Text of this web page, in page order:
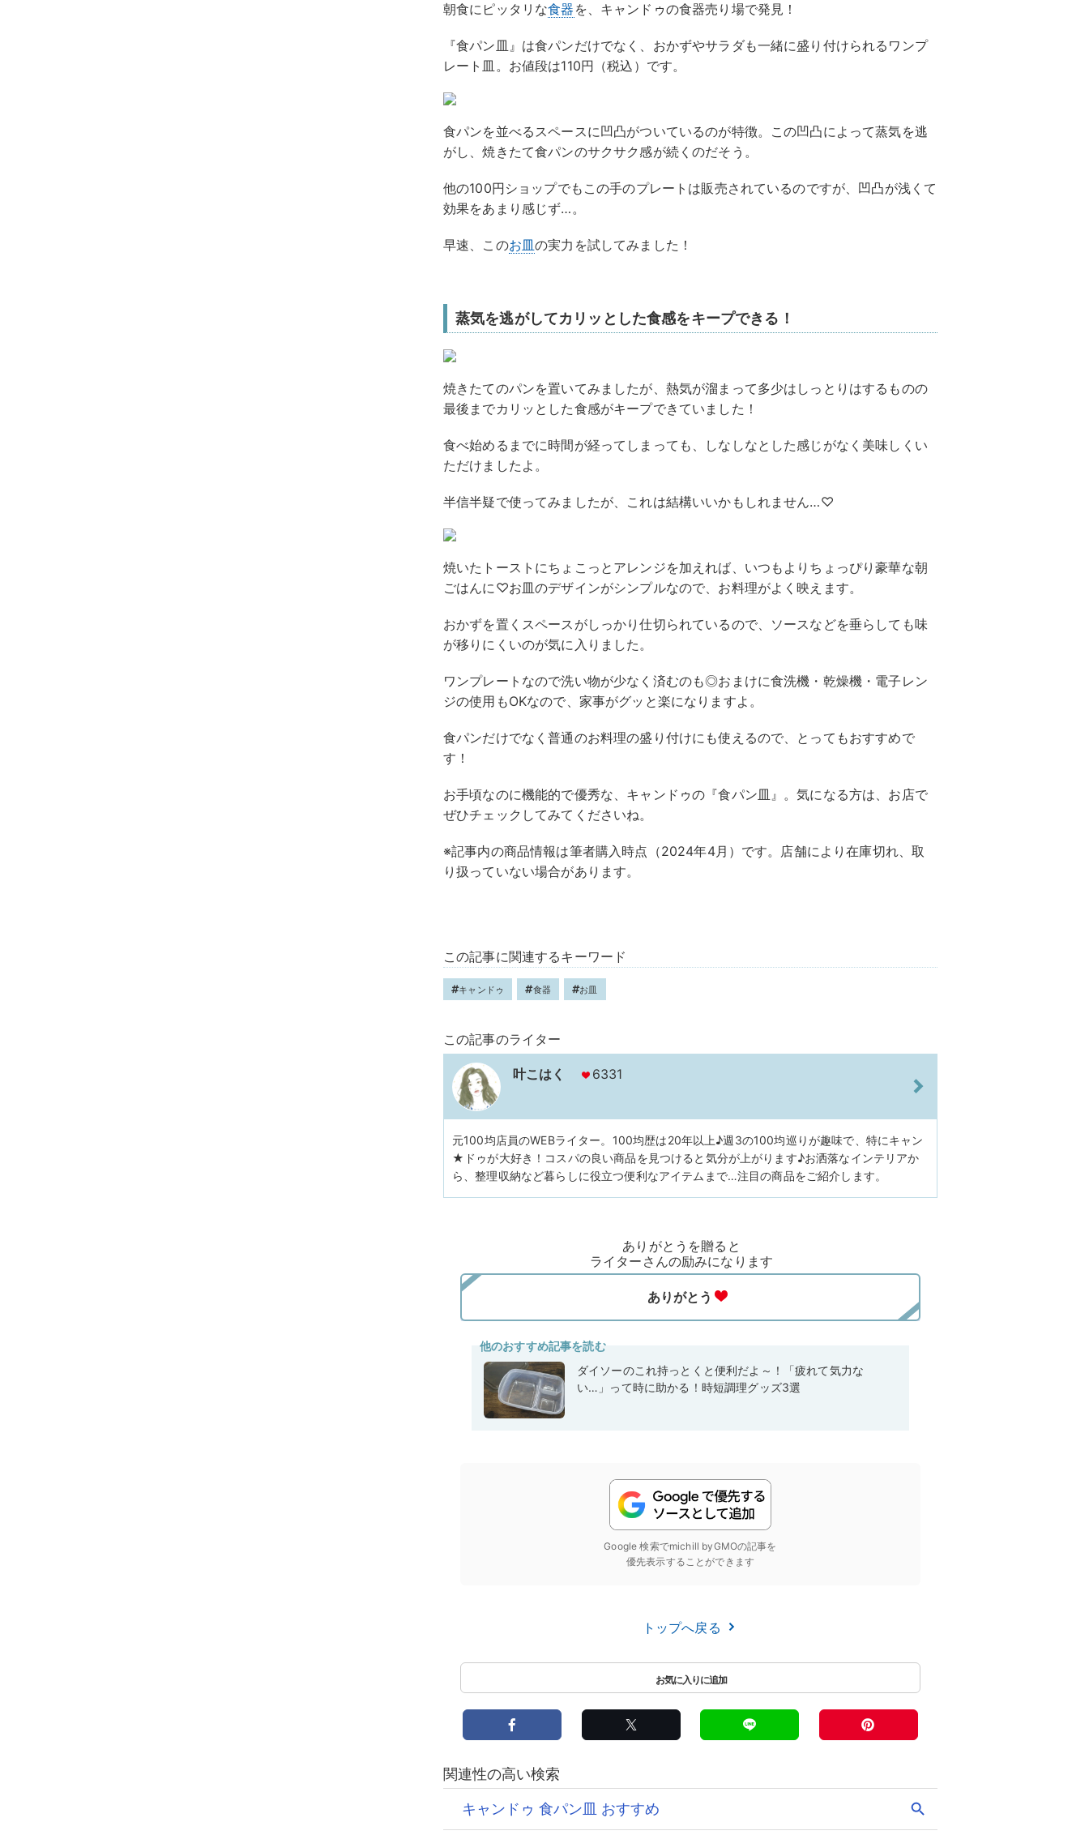
朝食にピッタリな食器 を、キャンドゥの食器売り場で発見！
『食パン皿』は食パンだけでなく、おかずやサラダも一緒に盛り付けられるワンプ
レート皿。お値段は110円（税込）です。
食パンを並べるスペースに凹凸がついているのが特徴。この凹凸によって蒸気を逃
がし、焼きたて食パンのサクサク感が続くのだそう。
他の100円ショップでもこの手のプレートは販売されているのですが、凹凸が浅くて
効果をあまり感じず…。
早速、このお皿の実力を試してみました！
蒸気を逃がしてカリッとした食感をキープできる！
焼きたてのパンを置いてみましたが、熱気が溜まって多少はしっとりはするものの
最後までカリッとした食感がキープできていました！
食べ始めるまでに時間が経ってしまっても、しなしなとした感じがなく美味しくい
ただけましたよ。
半信半疑で使ってみましたが、これは結構いいかもしれません…♡
焼いたトーストにちょこっとアレンジを加えれば、いつもよりちょっぴり豪華な朝
ごはんに♡お皿のデザインがシンプルなので、お料理がよく映えます。
おかずを置くスペースがしっかり仕切られているので、ソースなどを垂らしても味
が移りにくいのが気に入りました。
ワンプレートなので洗い物が少なく済むのも◎おまけに食洗機・乾燥機・電子レン
ジの使用もOKなので、家事がグッと楽になりますよ。
食パンだけでなく普通のお料理の盛り付けにも使えるので、とってもおすすめで
す！
お手頃なのに機能的で優秀な、キャンドゥの『食パン皿』。気になる方は、お店で
ぜひチェックしてみてくださいね。
※記事内の商品情報は筆者購入時点（2024年4月）です。店舗により在庫切れ、取
り扱っていない場合があります。
この記事に関連するキーワード
キャンドゥ 食器 お皿
この記事のライター
叶こはく 6331
元100均店員のWEBライター。100均歴は20年以上♪週3の100均巡りが趣味で、特にキャン
★ドゥが大好き！コスパの良い商品を見つけると気分が上がります♪お洒落なインテリアか
ら、整理収納など暮らしに役立つ便利なアイテムまで…注目の商品をご紹介します。
ありがとうを贈ると
ライターさんの励みになります
他のおすすめ記事を読む
ダイソーのこれ持っとくと便利だよ～！「疲れて気力な
い…」って時に助かる！時短調理グッズ3選
Google 検索でmichill byGMOの記事を
優先表示することができます
トップへ戻る